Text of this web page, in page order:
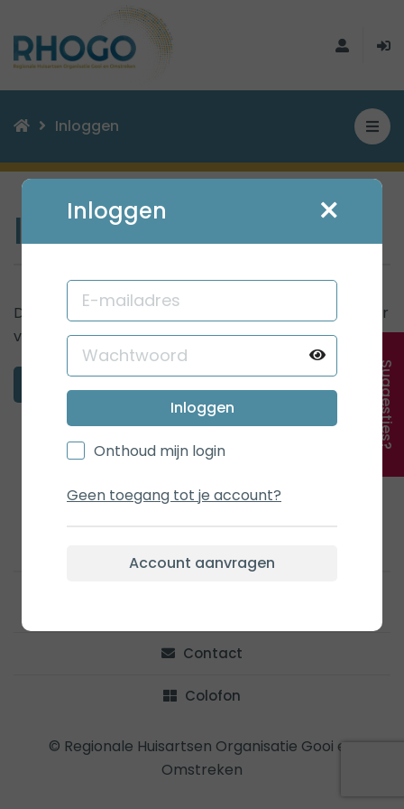
Inloggen
Inloggen
Dit is een besloten omgeving. Bent u als zorgverlener
verbonden aan RHOGO, dan kunt u zichregistreren
© Regionale Huisartsen Organisatie Gooi en
Omstreken
Contact
Colofon
Inloggen
Inloggen
Onthoud mijn login
Geen toegang tot je account?
Account aanvragen
Suggesties?